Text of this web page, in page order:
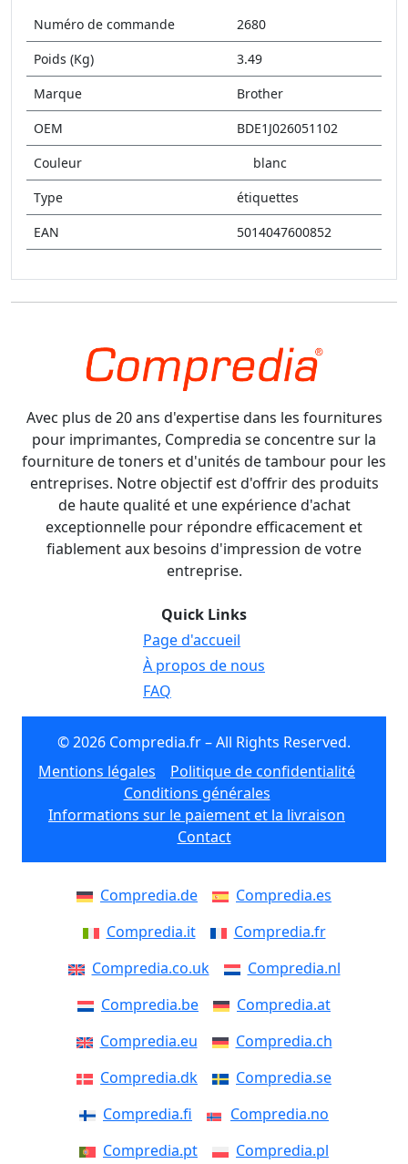
Numéro de commande
2680
Poids (Kg)
3.49
Marque
Brother
OEM
BDE1J026051102
Couleur
blanc
Type
étiquettes
EAN
5014047600852
Avec plus de 20 ans d'expertise dans les fournitures
pour imprimantes, Compredia se concentre sur la
fourniture de toners et d'unités de tambour pour les
entreprises. Notre objectif est d'offrir des produits
de haute qualité et une expérience d'achat
exceptionnelle pour répondre efficacement et
fiablement aux besoins d'impression de votre
entreprise.
Quick Links
Page d'accueil
À propos de nous
FAQ
© 2026 Compredia.fr – All Rights Reserved.
Mentions légales
Politique de confidentialité
Conditions générales
Informations sur le paiement et la livraison
Contact
Compredia.de
Compredia.es
Compredia.it
Compredia.fr
Compredia.co.uk
Compredia.nl
Compredia.be
Compredia.at
Compredia.eu
Compredia.ch
Compredia.dk
Compredia.se
Compredia.fi
Compredia.no
Compredia.pt
Compredia.pl